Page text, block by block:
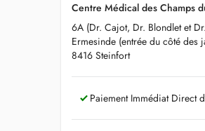
Centre Médical des Champs
6A (Dr. Cajot, Dr. Blondlet et
Ermesinde (entrée du côté des
8416 Steinfort
Paiement Immédiat Direct